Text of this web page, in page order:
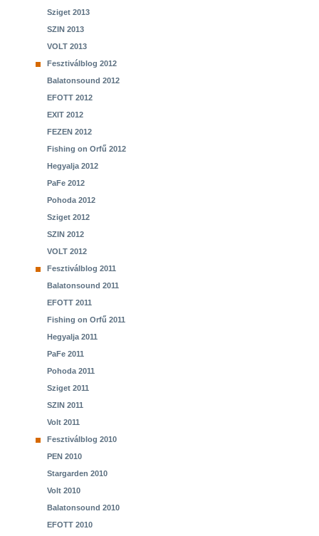
Sziget 2013
SZIN 2013
VOLT 2013
Fesztiválblog 2012
Balatonsound 2012
EFOTT 2012
EXIT 2012
FEZEN 2012
Fishing on Orfű 2012
Hegyalja 2012
PaFe 2012
Pohoda 2012
Sziget 2012
SZIN 2012
VOLT 2012
Fesztiválblog 2011
Balatonsound 2011
EFOTT 2011
Fishing on Orfű 2011
Hegyalja 2011
PaFe 2011
Pohoda 2011
Sziget 2011
SZIN 2011
Volt 2011
Fesztiválblog 2010
PEN 2010
Stargarden 2010
Volt 2010
Balatonsound 2010
EFOTT 2010